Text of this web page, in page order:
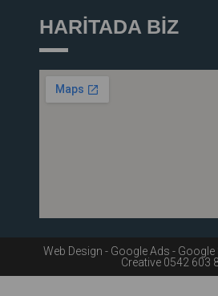
HARİTADA BİZ
Web Design - Google Ads -
Creative 0542 603